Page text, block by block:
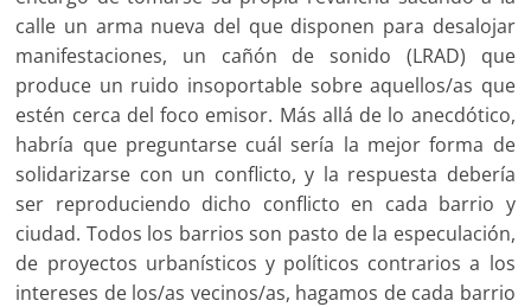
calle un arma nueva del que disponen para desalojar
manifestaciones, un cañón de sonido (LRAD) que
produce un ruido insoportable sobre aquellos/as que
estén cerca del foco emisor. Más allá de lo anecdótico,
habría que preguntarse cuál sería la mejor forma de
solidarizarse con un conflicto, y la respuesta debería
ser reproduciendo dicho conflicto en cada barrio y
ciudad. Todos los barrios son pasto de la especulación,
de proyectos urbanísticos y políticos contrarios a los
intereses de los/as vecinos/as, hagamos de cada barrio